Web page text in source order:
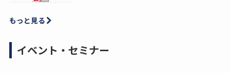
もっと見る
イベント・セミナー